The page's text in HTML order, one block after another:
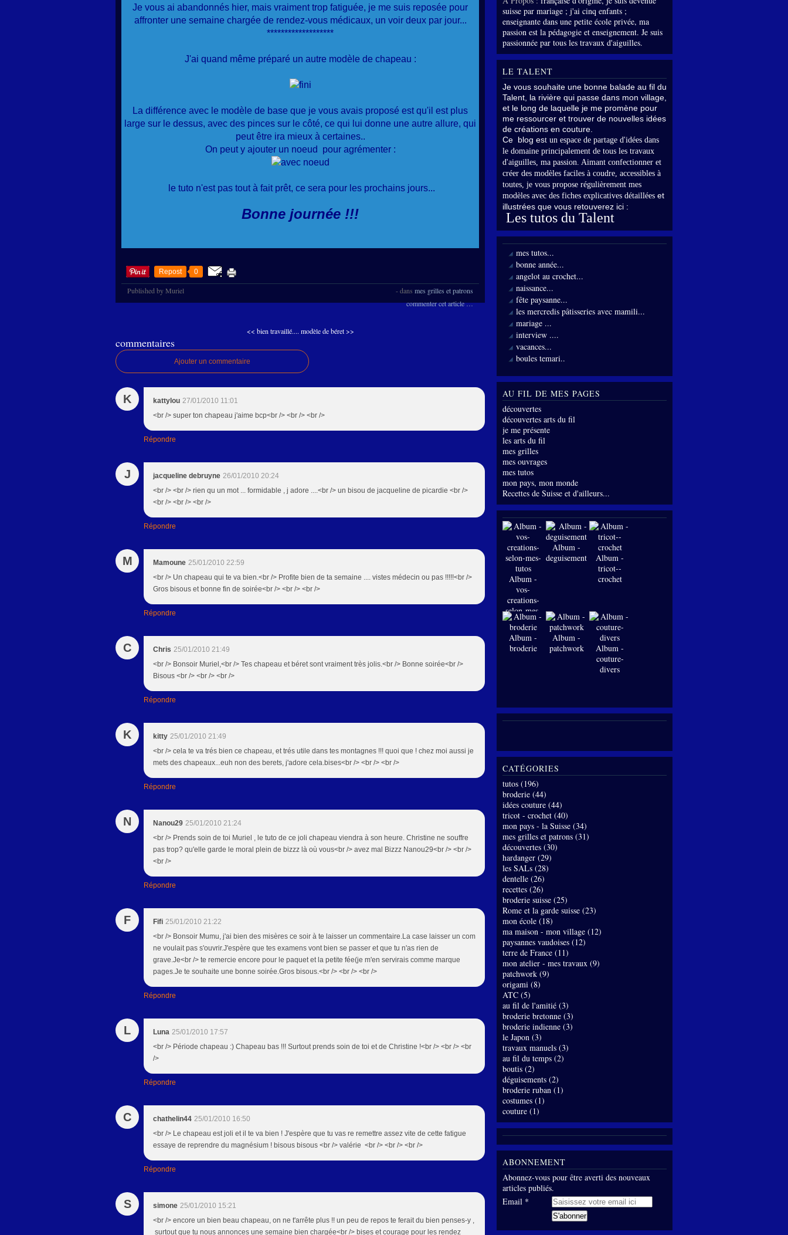
Je vous ai abandonnés hier, mais vraiment trop fatiguée, je me suis reposée pour
affronter une semaine chargée de rendez-vous médicaux, un voir deux par jour...
*******************
J'ai quand même préparé un autre modèle de chapeau :
La différence avec le modèle de base que je vous avais proposé est qu'il est plus
large sur le dessus, avec des pinces sur le côté, ce qui lui donne une autre allure, qui
peut être ira mieux à certaines..
On peut y ajouter un noeud pour agrémenter :
le tuto n'est pas tout à fait prêt, ce sera pour les prochains jours...
Bonne journée !!!
Repost 0
Published by Muriel -dans mes grilles et patrons
commenter cet article…
<< bien travaillé.... modèle de béret >>
commentaires
Ajouter un commentaire
K kattylou 27/01/2010 11:01
<br /> super ton chapeau j'aime bcp<br /> <br /> <br />
Répondre
J jacqueline debruyne 26/01/2010 20:24
<br /> <br /> rien qu un mot ... formidable , j adore ....<br /> un bisou de jacqueline de picardie <br />
<br /> <br /> <br />
Répondre
M Mamoune 25/01/2010 22:59
<br /> Un chapeau qui te va bien.<br /> Profite bien de ta semaine .... vistes médecin ou pas !!!!!<br />
Gros bisous et bonne fin de soirée<br /> <br /> <br />
Répondre
C Chris 25/01/2010 21:49
<br /> Bonsoir Muriel,<br /> Tes chapeau et béret sont vraiment très jolis.<br /> Bonne soirée<br />
Bisous <br /> <br /> <br />
Répondre
K kitty 25/01/2010 21:49
<br /> cela te va trés bien ce chapeau, et trés utile dans tes montagnes !!! quoi que ! chez moi aussi je
mets des chapeaux...euh non des berets, j'adore cela.bises<br /> <br /> <br />
Répondre
N Nanou29 25/01/2010 21:24
<br /> Prends soin de toi Muriel , le tuto de ce joli chapeau viendra à son heure. Christine ne souffre
pas trop? qu'elle garde le moral plein de bizzz là où vous<br /> avez mal Bizzz Nanou29<br /> <br />
<br />
Répondre
F Fifi 25/01/2010 21:22
<br /> Bonsoir Mumu, j'ai bien des misères ce soir à te laisser un commentaire.La case laisser un com
ne voulait pas s'ouvrir.J'espère que tes examens vont bien se passer et que tu n'as rien de
grave.Je<br /> te remercie encore pour le paquet et la petite fée(je m'en servirais comme marque
pages.Je te souhaite une bonne soirée.Gros bisous.<br /> <br /> <br />
Répondre
L Luna 25/01/2010 17:57
<br /> Période chapeau :) Chapeau bas !!! Surtout prends soin de toi et de Christine !<br /> <br /> <br
/>
Répondre
C chathelin44 25/01/2010 16:50
<br /> Le chapeau est joli et il te va bien ! J'espère que tu vas re remettre assez vite de cette fatigue
essaye de reprendre du magnésium ! bisous bisous <br /> valérie <br /> <br /> <br />
Répondre
S simone 25/01/2010 15:21
<br /> encore un bien beau chapeau, on ne t'arrête plus !! un peu de repos te ferait du bien penses-y ,
surtout que tu nous annonces une semaine bien chargée<br /> bises et courage pour les rendez
suisse par mariage ; j'ai cinq enfants ;
enseignante dans une petite école privée, ma
passion est la pédagogie et enseignement. Je suis
passionnée par tous les travaux d'aiguilles.
LE TALENT
Je vous souhaite une bonne balade au fil du
Talent, la rivière qui passe dans mon village,
et le long de laquelle je me promène pour
me ressourcer et trouver de nouvelles idées
de créations en couture.
Ce blog est un espace de partage d'idées dans
le domaine principalement de tous les travaux
d'aiguilles, ma passion. Aimant confectionner et
créer des modèles faciles à coudre, accessibles à
toutes, je vous propose régulièrement mes
modèles avec des fiches explicatives détaillées et
illustrées que vous retouverez ici :
Les tutos du Talent
mes tutos...
bonne année...
angelot au crochet...
naissance...
fête paysanne...
les mercredis pâtisseries avec mamili...
mariage ...
interview ....
vacances...
boules temari..
AU FIL DE MES PAGES
découvertes
découvertes arts du fil
je me présente
les arts du fil
mes grilles
mes ouvrages
mes tutos
mon pays, mon monde
Recettes de Suisse et d'ailleurs...
Album -
vos-
creations-
selon-mes-
tutos
Album -
deguisements
Album -
tricot--
crochet
Album -
broderie
Album -
patchwork
Album -
couture-
divers
CATÉGORIES
tutos (196)
broderie (44)
idées couture (44)
tricot - crochet (40)
mon pays - la Suisse (34)
mes grilles et patrons (31)
découvertes (30)
hardanger (29)
les SALs (28)
dentelle (26)
recettes (26)
broderie suisse (25)
Rome et la garde suisse (23)
mon école (18)
ma maison - mon village (12)
paysannes vaudoises (12)
terre de France (11)
mon atelier - mes travaux (9)
patchwork (9)
origami (8)
ATC (5)
au fil de l'amitié (3)
broderie bretonne (3)
broderie indienne (3)
le Japon (3)
travaux manuels (3)
au fil du temps (2)
boutis (2)
déguisements (2)
broderie ruban (1)
costumes (1)
couture (1)
ABONNEMENT
Abonnez-vous pour être averti des nouveaux
articles publiés.
Email